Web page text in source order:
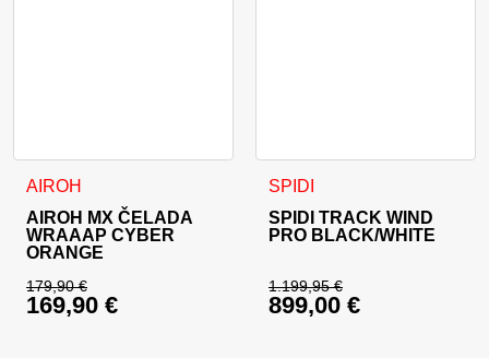
AIROH
AIROH MX ČELADA
WRAAAP CYBER
ORANGE
179,90€
Izvirna cena je bila: 179,90 €.
169,90 €
Ta izdelek ima več različic. Možnosti lahko izberete na
SPIDI
SPIDI TRACK WIND
PRO BLACK/WHITE
1.199,95€
Izvirna cena je bila:
899,00 €
Ta izdelek ima več različic.